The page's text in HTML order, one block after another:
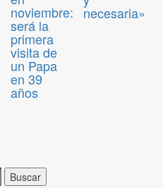
noviembre:
será la
primera
visita de
un Papa
en 39
años
necesaria»